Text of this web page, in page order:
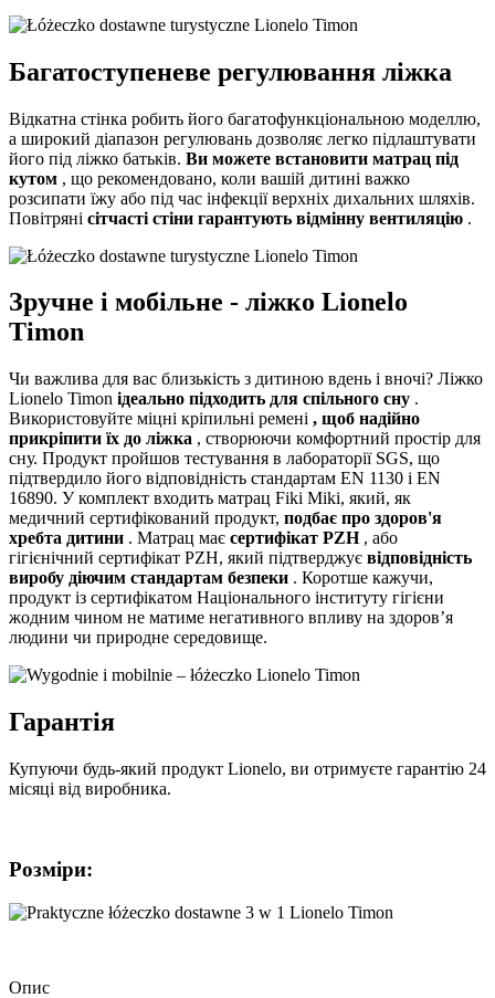
Багатоступеневе регулювання ліжка
Відкатна стінка робить його багатофункціональною моделлю,
а широкий діапазон регулювань дозволяє легко підлаштувати
його під ліжко батьків. Ви можете встановити матрац під
кутом , що рекомендовано, коли вашій дитині важко
розсипати їжу або під час інфекції верхніх дихальних шляхів.
Повітряні сітчасті стіни гарантують відмінну вентиляцію .
Зручне і мобільне - ліжко Lionelo
Timon
Чи важлива для вас близькість з дитиною вдень і вночі? Ліжко
Lionelo Timon ідеально підходить для спільного сну .
Використовуйте міцні кріпильні ремені , щоб надійно
прикріпити їх до ліжка , створюючи комфортний простір для
сну. Продукт пройшов тестування в лабораторії SGS, що
підтвердило його відповідність стандартам EN 1130 і EN
16890. У комплект входить матрац Fiki Miki, який, як
медичний сертифікований продукт, подбає про здоров'я
хребта дитини . Матрац має сертифікат PZH, або
гігієнічний сертифікат PZH, який підтверджує відповідність
виробу діючим стандартам безпеки . Коротше кажучи,
продукт із сертифікатом Національного інституту гігієни
жодним чином не матиме негативного впливу на здоров’я
людини чи природне середовище.
Гарантія
Купуючи будь-який продукт Lionelo, ви отримуєте гарантію 24
місяці від виробника.
Розміри:
Опис